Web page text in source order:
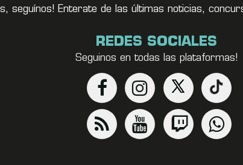
seguínos! Enterate de las últimas noticias,
REDES SOCIALES
Seguinos en todas las plataformas!